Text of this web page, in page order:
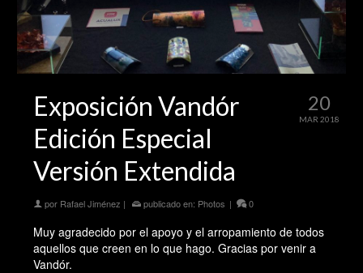
20
MAR 2018
Exposición Vandór
Edición Especial
Versión Extendida
por Rafael Jiménez | publicado en: Photos | 0
Muy agradecido por el apoyo y el arropamiento de todos
aquellos que creen en lo que hago. Gracias por venir a
Vandór.